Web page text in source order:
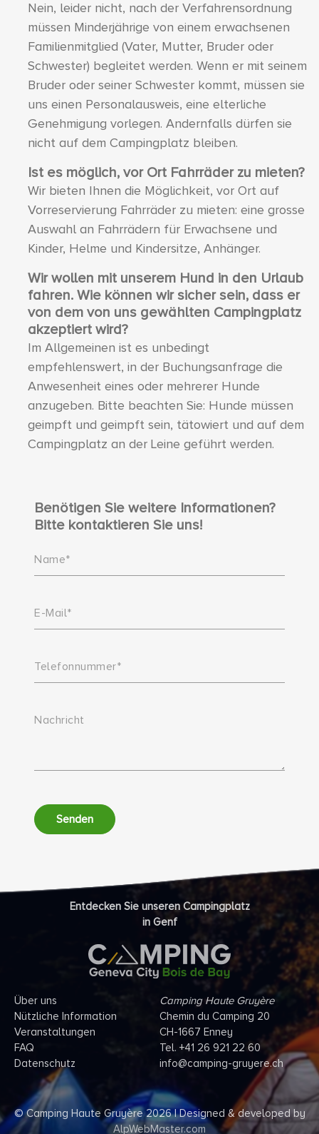
Nein, leider nicht, nach der Verfahrensordnung
müssen Minderjährige von einem erwachsenen
Familienmitglied (Vater, Mutter, Bruder oder
Schwester) begleitet werden. Wenn er mit seinem
Bruder oder seiner Schwester kommt, müssen sie
uns einen Personalausweis, eine elterliche
Genehmigung vorlegen. Andernfalls dürfen sie
nicht auf dem Campingplatz bleiben.
Ist es möglich, vor Ort Fahrräder zu mieten?
Wir bieten Ihnen die Möglichkeit, vor Ort auf
Vorreservierung Fahrräder zu mieten: eine grosse
Auswahl an Fahrrädern für Erwachsene und
Kinder, Helme und Kindersitze, Anhänger.
Wir wollen mit unserem Hund in den Urlaub
fahren. Wie können wir sicher sein, dass er
von dem von uns gewählten Campingplatz
akzeptiert wird?
Im Allgemeinen ist es unbedingt
empfehlenswert, in der Buchungsanfrage die
Anwesenheit eines oder mehrerer Hunde
anzugeben. Bitte beachten Sie: Hunde müssen
geimpft und geimpft sein, tätowiert und auf dem
Campingplatz an der Leine geführt werden.
Benötigen Sie weitere Informationen?
Bitte kontaktieren Sie uns!
Name*
E-Mail*
Telefonnummer*
Nachricht
Senden
Entdecken Sie unseren Campingplatz
in Genf
Über uns
Nützliche Information
Veranstaltungen
FAQ
Datenschutz
Camping Haute Gruyère
Chemin du Camping 20
CH-1667 Enney
Tel. +41 26 921 22 60
info@camping-gruyere.ch
© Camping Haute Gruyère 2026 | Designed & developed by
AlpWebMaster.com